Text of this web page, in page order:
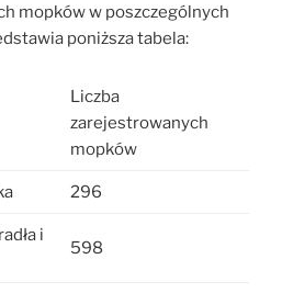
mopków w poszczególnych
poniższa tabela:
Liczba
zarejestrowanych
mopków
296
i
598